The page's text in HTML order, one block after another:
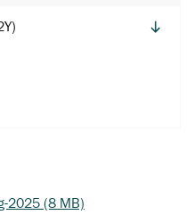
2025 (8 MB)